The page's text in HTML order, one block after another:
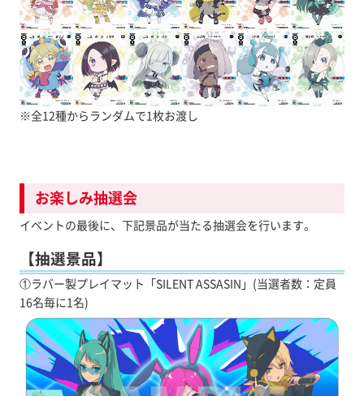
※全12種からランダムで1枚お渡し
お楽しみ抽選会
イベントの最後に、下記景品が当たる抽選会を行います。
【抽選景品】
①ラバー製プレイマット「SILENT ASSASIN」(当選者数：定員
16名毎に1名)